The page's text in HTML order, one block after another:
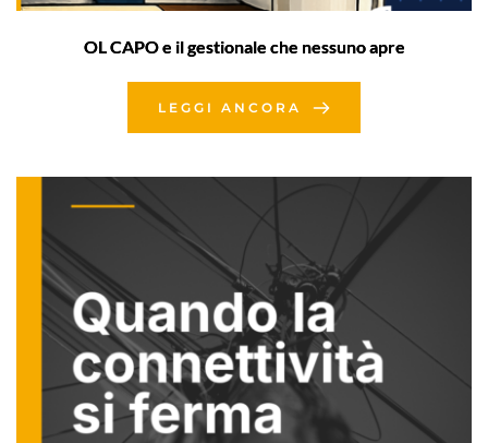
OL CAPO e il gestionale che nessuno apre
LEGGI ANCORA